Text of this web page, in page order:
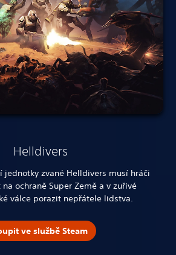
Helldivers
jednotky zvané Helldivers musí hráči
ochraně Super Země a v zuřivé
válce porazit nepřátele lidstva.
ve službě Steam